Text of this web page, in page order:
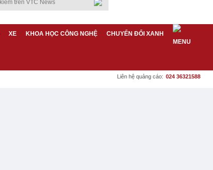
XE KHOA HỌC CÔNG NGHỆ CHUYỂN ĐỔI XANH
Liên hệ quảng cáo: 024 36321588